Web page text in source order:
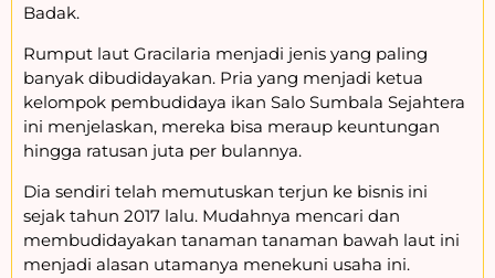
Badak.
Rumput laut Gracilaria menjadi jenis yang paling
banyak dibudidayakan. Pria yang menjadi ketua
kelompok pembudidaya ikan Salo Sumbala Sejahtera
ini menjelaskan, mereka bisa meraup keuntungan
hingga ratusan juta per bulannya.
Dia sendiri telah memutuskan terjun ke bisnis ini
sejak tahun 2017 lalu. Mudahnya mencari dan
membudidayakan tanaman tanaman bawah laut ini
menjadi alasan utamanya menekuni usaha ini.